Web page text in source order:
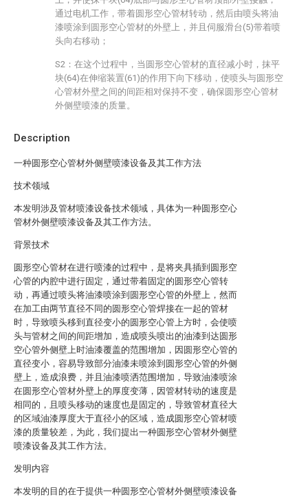
Description
一种圆形空心管材外侧壁喷漆设备及其工作方法
技术领域
本发明涉及管材喷漆设备技术领域，具体为一种圆形空心
管材外侧壁喷漆设备及其工作方法。
背景技术
圆形空心管材在进行喷漆的过程中，是将夹具插到圆形空
心管的内腔中进行固定，通过带着固定的圆形空心管转
动，再通过喷头将油漆喷涂到圆形空心管的外壁上，然而
在加工由两节直径不同的圆形空心管焊接在一起的管材
时，导致喷头移到直径变小的圆形空心管上方时，会使喷
头与管材之间的间距增加，造成喷头喷出的油漆到达圆形
空心管外侧壁上时油漆覆盖的范围增加，因圆形空心管的
直径变小，容易导致部分油漆未喷涂到圆形空心管的外侧
壁上，造成浪费，并且油漆喷洒范围增加，导致油漆喷涂
在圆形空心管材外壁上的厚度变薄，因管材转动的速度是
相同的，且喷头移动的速度也是固定的，导致管材直径大
的区域油漆厚度大于直径小的区域，造成圆形空心管材喷
漆的质量较差，为此，我们提出一种圆形空心管材外侧壁
喷漆设备及其工作方法。
发明内容
本发明的目的在于提供一种圆形空心管材外侧壁喷漆设备
通过电机工作，带着圆形空心管材转动，然后由喷头将油
漆喷涂到圆形空心管材的外壁上，并且伺服滑台(5)带着喷
头向右移动；
S2：在这个过程中，当圆形空心管材的直径减小时，抹平
块(64)在伸缩装置(61)的作用下向下移动，使喷头与圆形空
心管材外壁之间的间距相对保持不变，确保圆形空心管材
外侧壁喷漆的质量。